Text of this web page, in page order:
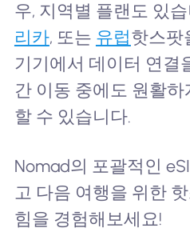
우, 지역별 플랜도 있
리카, 또는 유럽핫스팟
기기에서 데이터 연결
간 이동 중에도 원활
할 수 있습니다.
Nomad의 포괄적인
고 다음 여행을 위한
힘을 경험해보세요!